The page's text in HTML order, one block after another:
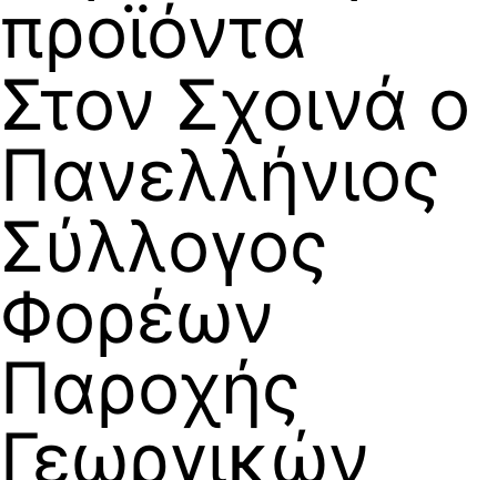
προϊόντα
Στον Σχοινά ο
Πανελλήνιος
Σύλλογος
Φορέων
Παροχής
Γεωργικών